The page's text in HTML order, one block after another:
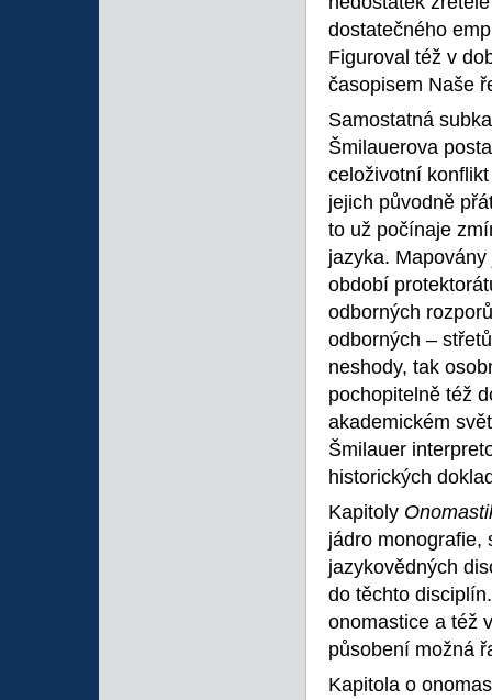
dostatečného
Figuroval též v
časopisem Naše
Samostatná
Šmilauerova
celoživotní
jejich původně
to už počínaje
jazyka.
období
odborných
odborných –
neshody, tak
pochopitelně též
akademickém
Šmilauer
historických
Kapitoly
jádro monografie,
jazykovědných
do těchto
onomastice a též
působení možná
Kapitola o